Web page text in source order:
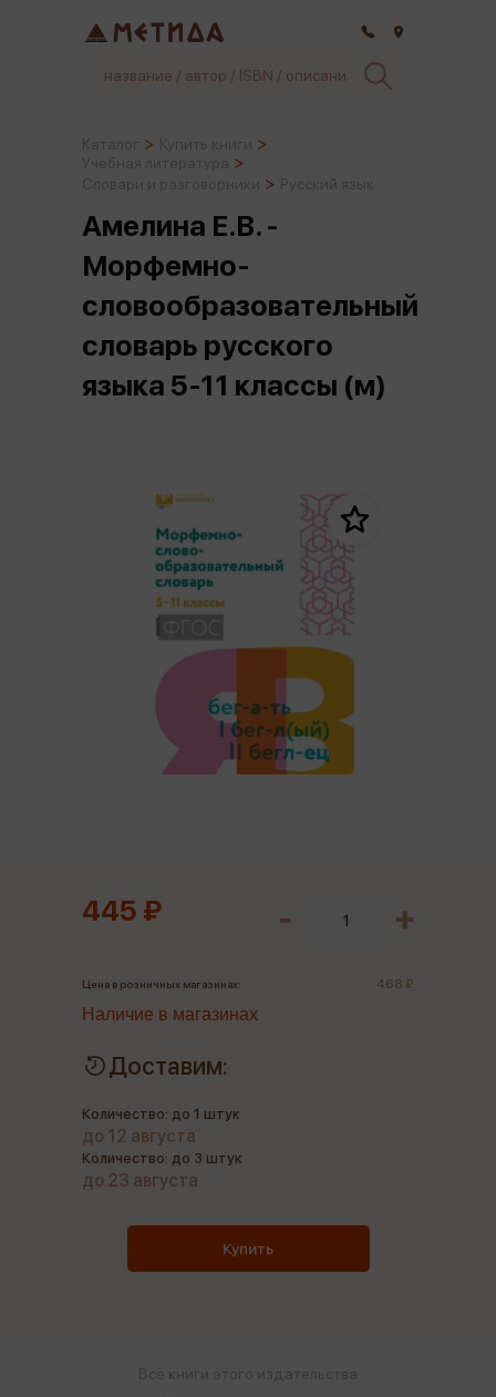
Амелина Е.В. -
Морфемно-
словообразовательный
словарь русского
языка 5-11 классы (м)
445 ₽
Цена в розничных магазинах: 468 ₽
Наличие в магазинах
Доставим:
Количество: до 1 штук
до 12 августа
Количество: до 3 штук
до 23 августа
Купить